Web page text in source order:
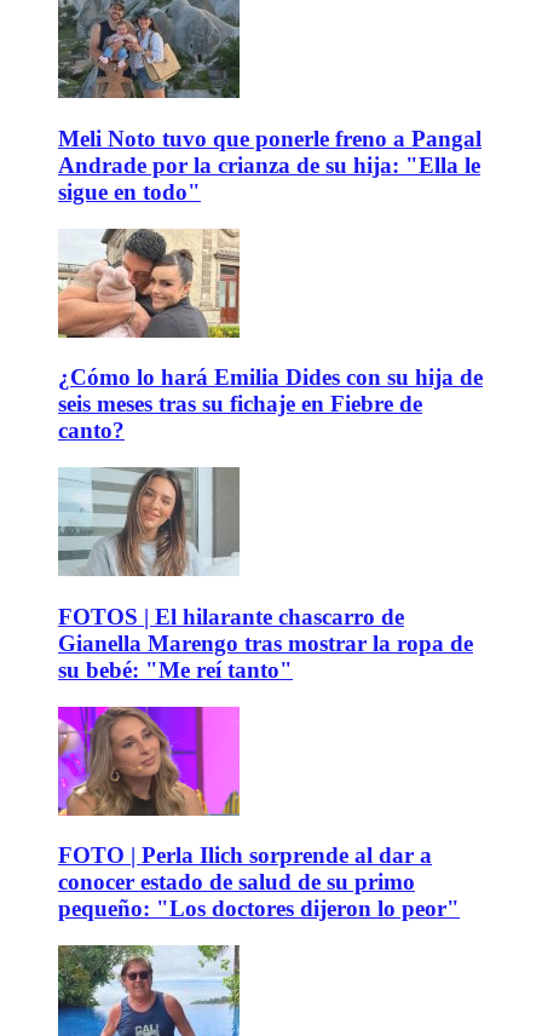
Meli Noto tuvo que ponerle freno a Pangal
Andrade por la crianza de su hija: "Ella le
sigue en todo"
¿Cómo lo hará Emilia Dides con su hija de
seis meses tras su fichaje en Fiebre de
canto?
FOTOS | El hilarante chascarro de
Gianella Marengo tras mostrar la ropa de
su bebé: "Me reí tanto"
FOTO | Perla Ilich sorprende al dar a
conocer estado de salud de su primo
pequeño: "Los doctores dijeron lo peor"